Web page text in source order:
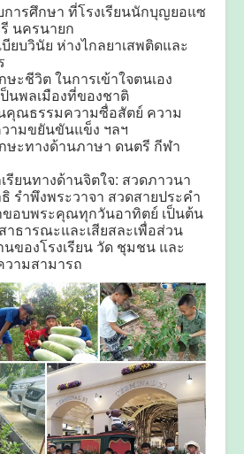
การศึกษา ที่โรงเรียนนักบุญยอแซ
นครนายก
ยบวินัย ห่างไกลยาเสพติดและ
ะชีวิต ในการเข้าใจตนเอง
นพลเมืองที่ของชาติ
คุณธรรมความซื่อสัตย์ ความ
ามขยันขันแข็ง ฯลฯ
ษะทางด้านภาษา ดนตรี กีฬา
รียนทางด้านจิตใจ: สวดภาวนา
รำพึงพระวาจา สวดสายประคำ
อบพระคุณทุกวันอาทิตย์ เป็นต้น
าธารณะและเสียสละเพื่อส่วน
นของโรงเรียน วัด ชุมชน และ
ามสามารถ